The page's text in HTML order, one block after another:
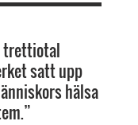
trettiotal
satt upp
hälsa